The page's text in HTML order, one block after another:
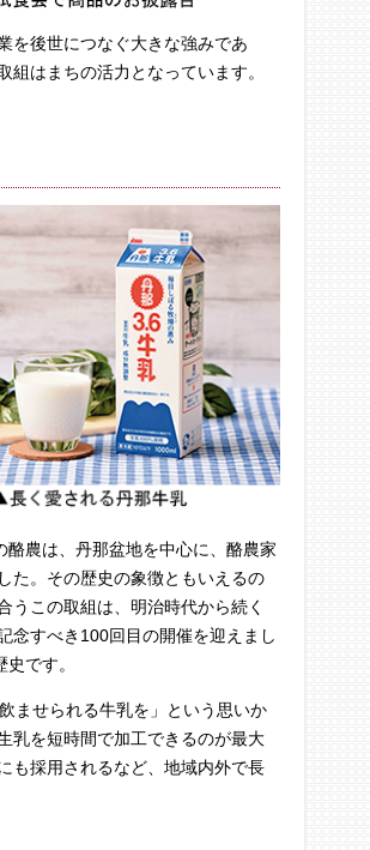
を後世につなぐ大きな強みであ
はまちの活力となっています。​
農は、丹那盆地を中心に、酪農家
た。その歴史の象徴ともいえるの
うこの取組は、明治時代から続く
念すべき100回目の開催を迎えまし
です。
ませられる牛乳を」という思いか
乳を短時間で加工できるのが最大
も採用されるなど、地域内外で長